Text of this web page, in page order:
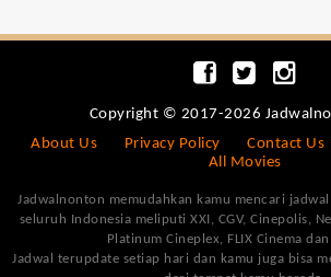
Copyright © 2017-2026
About Us
Privacy Policy Contact Us
All Movies
Jadwalnonton memudahkan kamu mencari
seluruh Indonesia meliputi XXI, CGV, Cinepolis,
Platinum Cineplex, FLIX Cinema
Jadwal terupdate setiap hari dan kamu juga bisa